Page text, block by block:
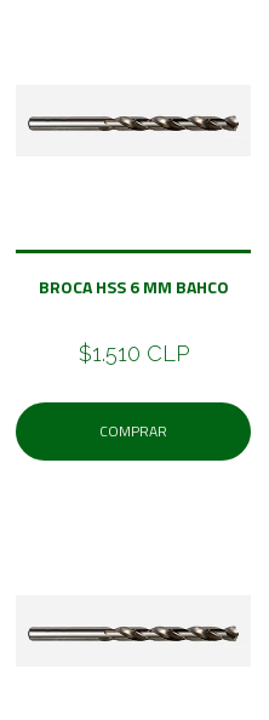
BROCA HSS 6 MM BAHCO
$1.510 CLP
COMPRAR